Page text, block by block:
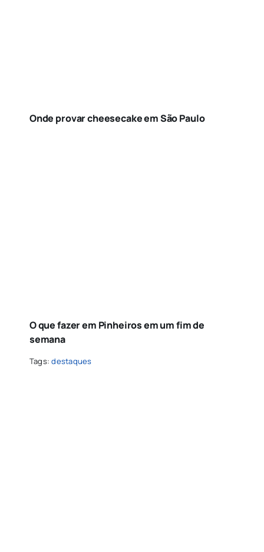
Onde provar cheesecake em São Paulo
O que fazer em Pinheiros em um fim de
semana
Tags:destaques